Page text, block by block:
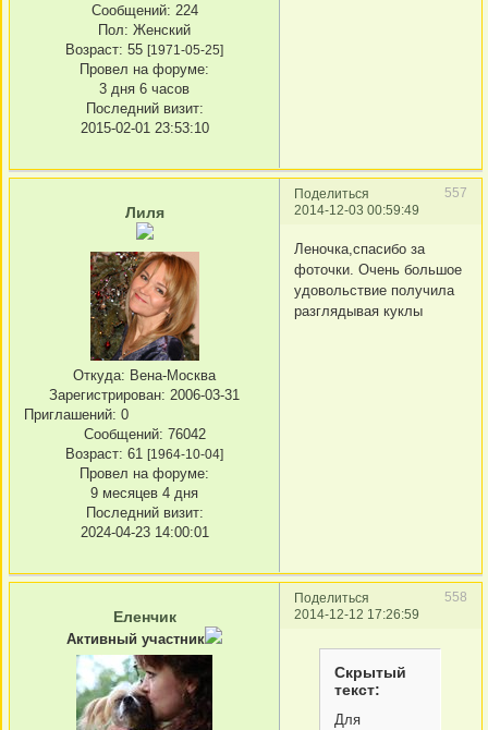
Сообщений: 224
Пол: Женский
Возраст: 55 [1971-05-25]
Провел на форуме:
3 дня 6 часов
Последний визит:
2015-02-01 23:53:10
Поделиться
557
2014-12-03 00:59:49
Лиля
Откуда: Вена-Москва
Зарегистрирован: 2006-03-31
Приглашений: 0
Сообщений: 76042
Возраст: 61 [1964-10-04]
Провел на форуме:
9 месяцев 4 дня
Последний визит:
2024-04-23 14:00:01
Леночка,спасибо за
фоточки. Очень большое
удовольствие получила
разглядывая куклы
Поделиться
558
2014-12-12 17:26:59
Еленчик
Активный участник
Скрытый
текст:
Для